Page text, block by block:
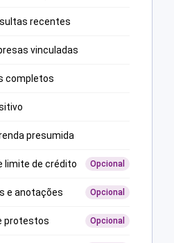
recentes
vinculadas
completos
presumida
limite de crédito Opcional
e anotações Opcional
protestos Opcional